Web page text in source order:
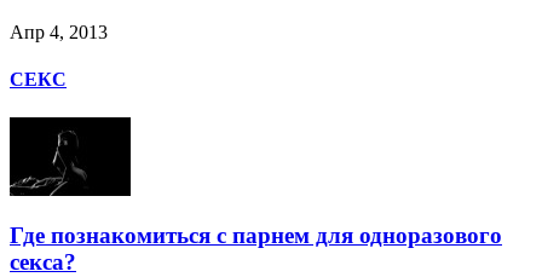
Апр 4, 2013
СЕКС
Где познакомиться с парнем для одноразового
секса?